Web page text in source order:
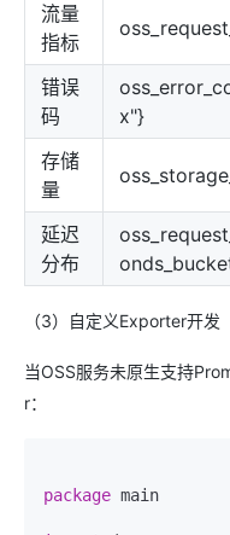
流量
指标
错误
码
x"}
存储
量
延迟
分布
（3）自定义Exporter开发
当OSS服务未原生支持
r：
package main